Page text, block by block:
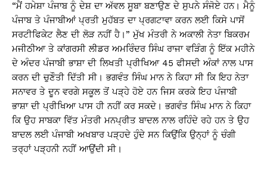
“ਮੈਂ ਹਮੇਸ਼ਾ ਪੰਜਾਬ ਨੂੰ ਦੇਸ਼ ਦਾ ਅੱਵਲ ਸੂਬਾ ਬਣਾਉਣ ਦੇ ਸੁਪਨੇ ਸੰਜੋਏ ਹਨ। ਮੈਨੂੰ
ਪੰਜਾਬ ਤੇ ਪੰਜਾਬੀਆਂ ਪ੍ਰਤੀ ਮੁਹੱਬਤ ਦਾ ਪ੍ਰਗਟਾਵਾ ਕਰਨ ਲਈ ਕਿਸੇ ਪਾਸੋਂ
ਸਰਟੀਫਿਕੇਟ ਲੈਣ ਦੀ ਲੋੜ ਨਹੀਂ ਹੈ।” ਮੁੱਖ ਮੰਤਰੀ ਨੇ ਅਕਾਲੀ ਨੇਤਾ ਬਿਕਰਮ
ਮਜੀਠੀਆ ਤੇ ਕਾਂਗਰਸੀ ਲੀਡਰ ਅਮਰਿੰਦਰ ਸਿੰਘ ਰਾਜਾ ਵੜਿੰਗ ਨੂੰ ਇੱਕ ਮਹੀਨੇ
ਦੇ ਅੰਦਰ ਪੰਜਾਬੀ ਭਾਸ਼ਾ ਦੀ ਲਿਖਤੀ ਪ੍ਰੀਖਿਆ 45 ਫੀਸਦੀ ਅੰਕਾਂ ਨਾਲ ਪਾਸ
ਕਰਨ ਦੀ ਚੁਣੌਤੀ ਦਿੱਤੀ ਸੀ। ਭਗਵੰਤ ਸਿੰਘ ਮਾਨ ਨੇ ਕਿਹਾ ਸੀ ਕਿ ਇਹ ਨੇਤਾ
ਸਨਾਵਰ ਤੇ ਦੂਨ ਵਰਗੇ ਸਕੂਲ ਤੋਂ ਪੜ੍ਹੇ ਹੋਏ ਹਨ ਜਿਸ ਕਰਕੇ ਇਹ ਪੰਜਾਬੀ
ਭਾਸ਼ਾ ਦੀ ਪ੍ਰੀਖਿਆ ਪਾਸ ਹੀ ਨਹੀਂ ਕਰ ਸਕਦੇ। ਭਗਵੰਤ ਸਿੰਘ ਮਾਨ ਨੇ ਕਿਹਾ
ਕਿ ਉਹ ਸਾਬਕਾ ਵਿੱਤ ਮੰਤਰੀ ਮਨਪ੍ਰੀਤ ਬਾਦਲ ਨਾਲ ਰਹਿੰਦੇ ਰਹੇ ਹਨ ਤੇ ਉਹ
ਬਾਦਲ ਲਈ ਪੰਜਾਬੀ ਅਖਬਾਰ ਪੜ੍ਹਦੇ ਹੁੰਦੇ ਸਨ ਕਿਉਂਕਿ ਉਨ੍ਹਾਂ ਨੂੰ ਚੰਗੀ
ਤਰ੍ਹਾਂ ਪੜ੍ਹਨੀ ਨਹੀਂ ਆਉਂਦੀ ਸੀ।